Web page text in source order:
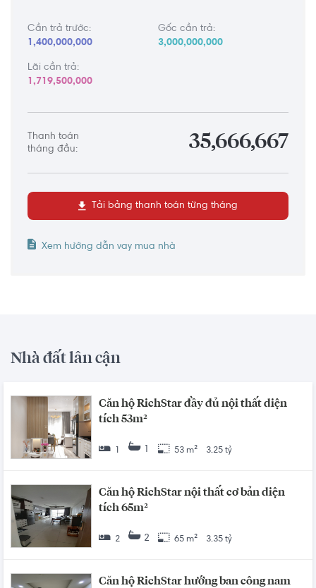
Cần trả trước:
1,400,000,000
Gốc cần trả:
3,000,000,000
Lãi cần trả:
1,719,500,000
Thanh toán
tháng đầu:
35,666,667
Tải bảng thanh toán từng tháng
Xem hướng dẫn vay mua nhà
Nhà đất lân cận
Căn hộ RichStar đầy đủ nội thất diện
tích 53m²
1 53 m² 3.25 tỷ
Căn hộ RichStar nội thất cơ bản diện
tích 65m²
2 2 65 m² 3.35 tỷ
Căn hộ RichStar hướng ban công nam